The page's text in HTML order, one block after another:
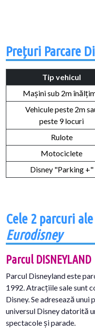
Prețuri Parcare
Tip vehicul
Mașini sub 2m
Vehicule peste 2m
peste 9 locuri
Rulote
Motociclete
Disney "Parking +"
Cele 2 parcuri
Eurodisney
Parcul DISNEYLAND
Parcul Disneyland este
1992. Atracțiile sale sunt
Disney. Se adresează
universul Disney datorită
spectacole și parade.